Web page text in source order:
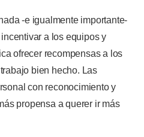
-e igualmente importante-
a los equipos y
ofrecer recompensas a los
bien hecho. Las
con reconocimiento y
propensa a querer ir más